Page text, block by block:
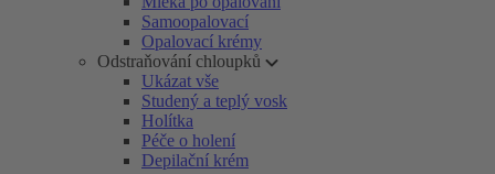
Samoopalovací
Opalovací krémy
Odstraňování chloupků
Ukázat vše
Studený a teplý vosk
Holítka
Péče o holení
Depilační krém